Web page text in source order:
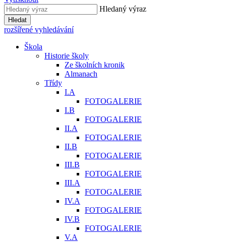
Hledaný výraz
Hledat
rozšířené vyhledávání
Škola
Historie školy
Ze školních kronik
Almanach
Třídy
I.A
FOTOGALERIE
I.B
FOTOGALERIE
II.A
FOTOGALERIE
II.B
FOTOGALERIE
III.B
FOTOGALERIE
III.A
FOTOGALERIE
IV.A
FOTOGALERIE
IV.B
FOTOGALERIE
V.A